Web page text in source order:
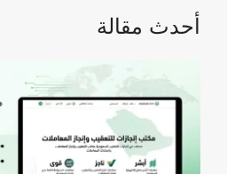
أحدث مقالة